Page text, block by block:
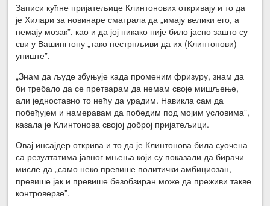
Записи кућне пријатељице Клинтонових откривају и то да
је Хилари за новинаре сматрала да „имају велики его, а
немају мозак”, као и да јој никако није било јасно зашто су
сви у Вашингтону „тако нестрпљиви да их (Клинтонови)
униште”.
„Знам да људе збуњује када променим фризуру, знам да
би требало да се претварам да немам своје мишљење,
али једноставно то нећу да урадим. Навикла сам да
побеђујем и намеравам да победим под мојим условима”,
казала је Клинтонова својој доброј пријатељици.
Овај инсајдер открива и то да је Клинтонова била суочена
са резултатима јавног мњења који су показали да бирачи
мисле да „само неко превише политички амбициозан,
превише јак и превише безобзиран може да преживи такве
контроверзе”.